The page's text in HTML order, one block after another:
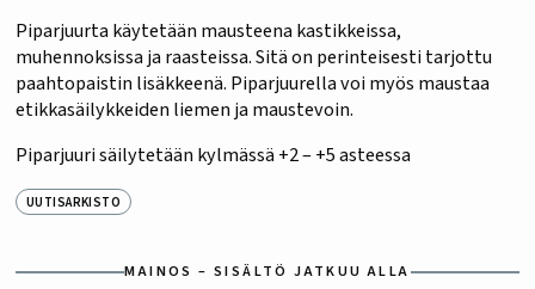
Piparjuurta käytetään mausteena kastikkeissa,
muhennoksissa ja raasteissa. Sitä on perinteisesti tarjottu
paahtopaistin lisäkkeenä. Piparjuurella voi myös maustaa
etikkasäilykkeiden liemen ja maustevoin.
Piparjuuri säilytetään kylmässä +2 – +5 asteessa
UUTISARKISTO
MAINOS – SISÄLTÖ JATKUU ALLA